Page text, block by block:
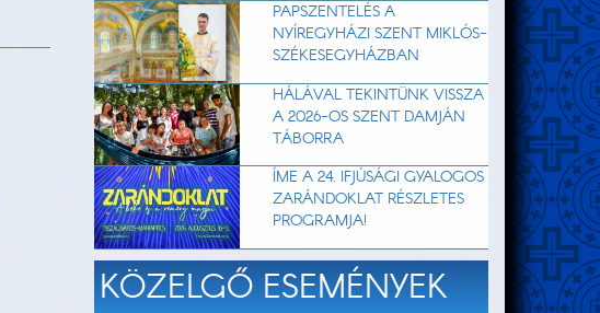
PAPSZENTELÉS A
NYÍREGYHÁZI SZENT MIKLÓS-
SZÉKESEGYHÁZBAN
HÁLÁVAL TEKINTÜNK VISSZA
A 2026-OS SZENT DAMJÁN
TÁBORRA
ÍME A 24. IFJÚSÁGI GYALOGOS
ZARÁNDOKLAT RÉSZLETES
PROGRAMJA!
KÖZELGŐ ESEMÉNYEK